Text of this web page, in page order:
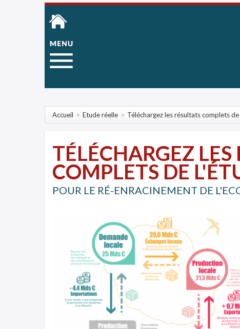
Accueil > Etude réelle > Téléchargez les résultats complets
TÉLÉCHARGEZ LES
COMPLETS DE
POUR LE RÉ-ENRACINEMENT DE